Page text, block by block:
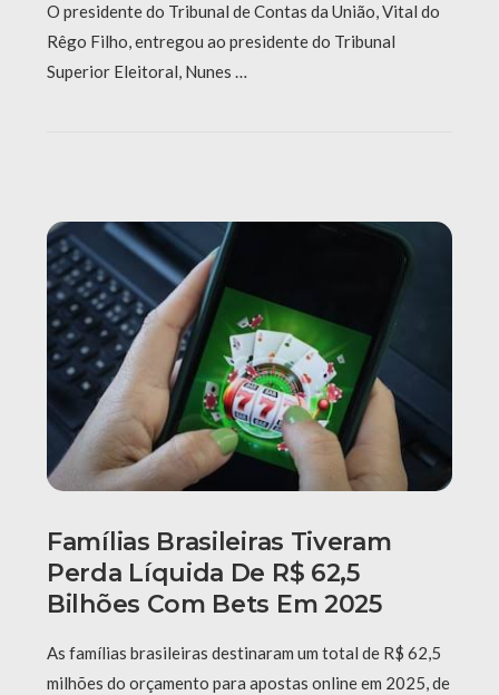
O presidente do Tribunal de Contas da União, Vital do
Rêgo Filho, entregou ao presidente do Tribunal
Superior Eleitoral, Nunes …
Famílias Brasileiras Tiveram
Perda Líquida De R$ 62,5
Bilhões Com Bets Em 2025
As famílias brasileiras destinaram um total de R$ 62,5
milhões do orçamento para apostas online em 2025, de